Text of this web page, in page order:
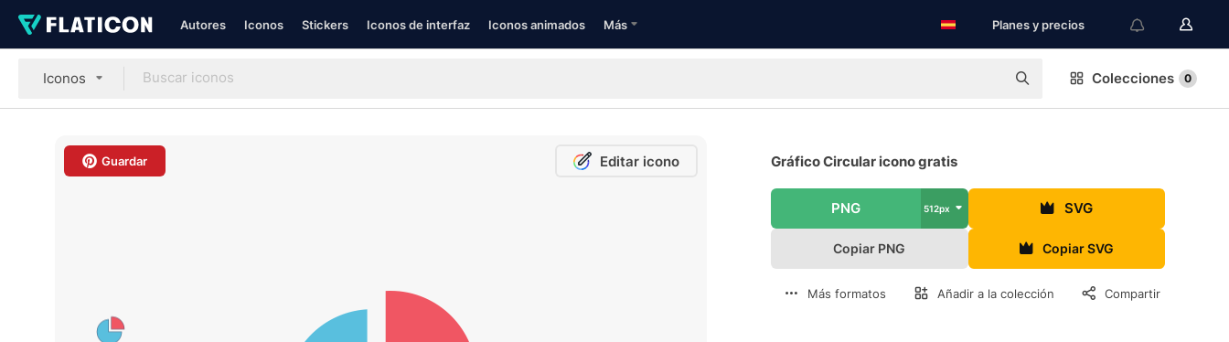
Autores Iconos Stickers Iconos de interfaz Iconos animados Más Planes y precios
Iconos Colecciones 0
Guardar Editar icono Gráfico Circular icono gratis
PNG 512px SVG
Copiar PNG Copiar SVG
Más formatos Añadir a la colección Compartir